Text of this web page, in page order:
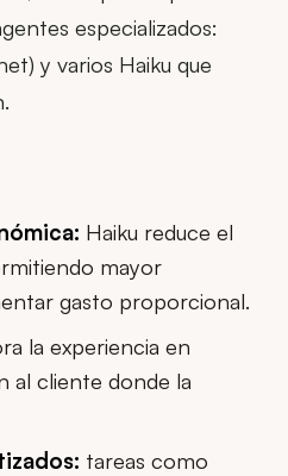
especializados:
y varios Haiku que
Haiku reduce el
mayor
gasto proporcional.
la experiencia en
al cliente donde la
tareas como